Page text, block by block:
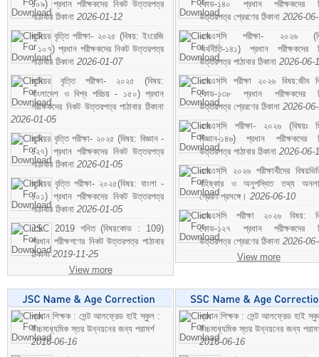
১০৯) প্রধান পরীক্ষকদের নিকট উত্তরপত্র
পাঠাবার ঠিকানা 2026-01-12
জুনিয়র বৃত্তি পরীক্ষা- ২০২৫ (বিষয়: ইংরেজি
- ১০৭) প্রধান পরীক্ষকদের নিকট উত্তরপত্র
পাঠাবার ঠিকানা 2026-01-07
জুনিয়র বৃত্তি পরীক্ষা- ২০২৫ (বিষয়:
বাংলাদেশ ও বিশ্ব পরিচয় - ১৫০) প্রধান
পরীক্ষকদের নিকট উত্তরপত্র পাঠাবার ঠিকানা
2026-01-05
জুনিয়র বৃত্তি পরীক্ষা- ২০২৫ (বিষয়: বিজ্ঞান -
১২৭) প্রধান পরীক্ষকদের নিকট উত্তরপত্র
পাঠাবার ঠিকানা 2026-01-05
জুনিয়র বৃত্তি পরীক্ষা- ২০২৫(বিষয়: বাংলা -
১০১) প্রধান পরীক্ষকদের নিকট উত্তরপত্র
পাঠাবার ঠিকানা 2026-01-05
JSC 2019 গনিত (বিষয়কোড : 109)
প্রধান পরীক্ষগণের নিকট উত্তরপত্র পাঠাবার
ঠিকানা2019-11-25
View more
কোড-১৪০ প্রধান পরীক্ষকদের
উত্তরপত্র প্রেরণের ঠিকানা 2026-
এসএসসি পরীক্ষা- ২০২৬
অর্থনীতি-১৪১) প্রধান পরীক্ষকদের
উত্তরপত্র পাঠাবার ঠিকানা 2026-06-
এসএসসি পরীক্ষা ২০২৬ বিষয়:জীব
কোড-১৩৮ প্রধান পরীক্ষকদের
উত্তরপত্র প্রেরণের ঠিকানা 2026-
এসএসসি পরীক্ষা- ২০২৬ (বিষয়ঃ
বিজ্ঞান-১৪৬) প্রধান পরীক্ষকদের
উত্তরপত্র পাঠাবার ঠিকানা 2026-06-
এসএসসি ২০২৬ পরীক্ষার্থীদের
বহিষ্কার ও অনুপস্থিত তথ্য
প্রেরণ প্রসঙ্গে। 2026-06-10
এসএসসি পরীক্ষা ২০২৬ বিষয়:
কোড-১২৭ প্রধান পরীক্ষকদের
উত্তরপত্র প্রেরণের ঠিকানা 2026-
View more
প্রধান শিক্ষক : সেন্ট আলফ্রেড হাই স্কুল :
উচ্চমাধ্যমিক স্তর উন্নয়নের জন্য পরামর্শ
2016-06-16
প্রধান শিক্ষক : সেন্ট আলফ্রেড হাই
উচ্চমাধ্যমিক স্তর উন্নয়নের জন্য
2016-06-16